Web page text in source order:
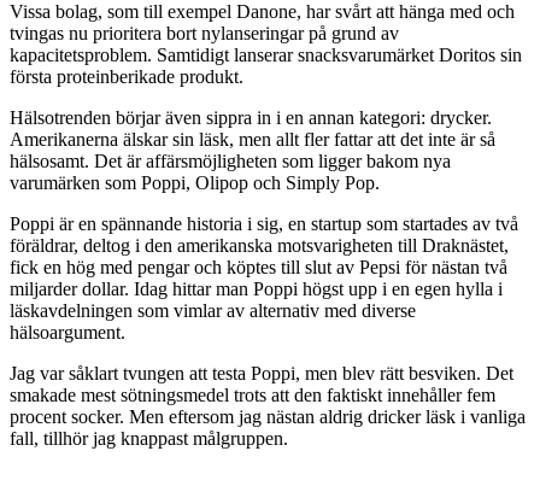
Vissa bolag, som till exempel Danone, har svårt att hänga med och
tvingas nu prioritera bort nylanseringar på grund av
kapacitetsproblem. Samtidigt lanserar snacksvarumärket Doritos sin
första proteinberikade produkt.
Hälsotrenden börjar även sippra in i en annan kategori: drycker.
Amerikanerna älskar sin läsk, men allt fler fattar att det inte är så
hälsosamt. Det är affärsmöjligheten som ligger bakom nya
varumärken som Poppi, Olipop och Simply Pop.
Poppi är en spännande historia i sig, en startup som startades av två
föräldrar, deltog i den amerikanska motsvarigheten till Draknästet,
fick en hög med pengar och köptes till slut av Pepsi för nästan två
miljarder dollar. Idag hittar man Poppi högst upp i en egen hylla i
läskavdelningen som vimlar av alternativ med diverse
hälsoargument.
Jag var såklart tvungen att testa Poppi, men blev rätt besviken. Det
smakade mest sötningsmedel trots att den faktiskt innehåller fem
procent socker. Men eftersom jag nästan aldrig dricker läsk i vanliga
fall, tillhör jag knappast målgruppen.